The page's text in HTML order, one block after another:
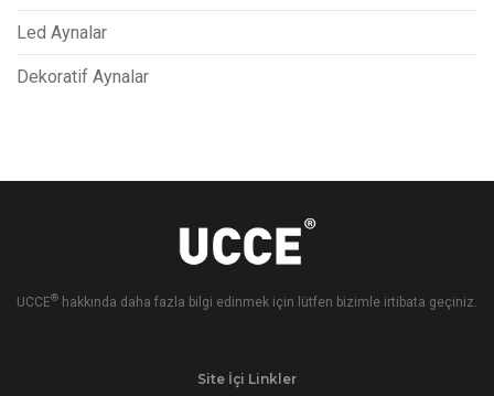
Led Aynalar
Dekoratif Aynalar
UCCE® hakkında daha fazla bilgi edinmek için lütfen bizimle irtibata geçiniz.
Site İçi Linkler